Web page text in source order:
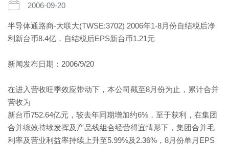
2006-09-20
半导体通路商-大联大(TWSE:3702) 2006年1-8月份自结税后净
利新台币8.4亿，自结税后EPS新台币1.21元
新闻发布日期：2006/9/20
在进入营收旺季效应带动下，本公司截至8月份为止，累计合并
营收为
新台币752.64亿元，较去年同期增加约6%，至于获利，在集团
合并综效持续发挥及产品线组合经营得宜情形下，集团合并毛
利率及营业利益率持续上升至5.99%及2.36%，8月份单月EPS